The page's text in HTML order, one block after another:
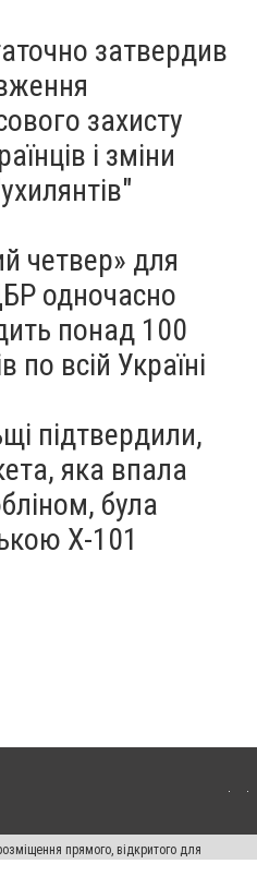
затвердив
захисту
і зміни
четвер» для
одночасно
понад 100
по всій Україні
підтвердили,
яка впала
була
Х-101
прямого, відкритого для